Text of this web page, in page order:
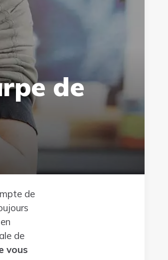
de
de
de
vous